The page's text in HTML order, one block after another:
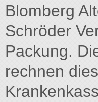
Blomberg
Schröder
Packung.
rechnen